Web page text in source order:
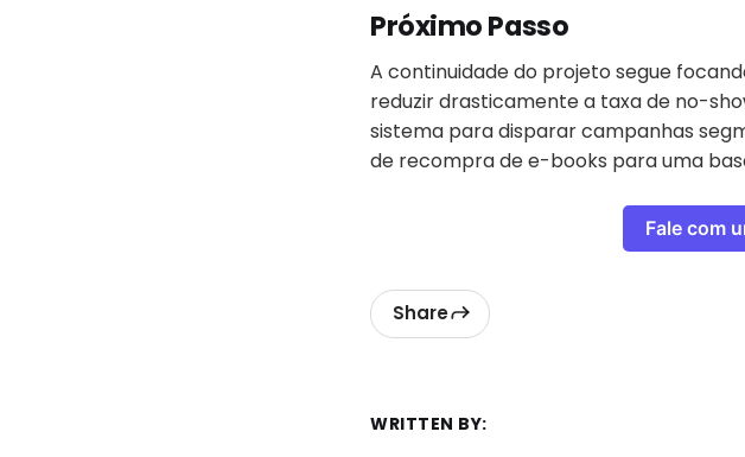
Próximo Passo
A continuidade do projeto segue
reduzir drasticamente a taxa de no-
sistema para disparar campanhas
de recompra de e-books para uma
Fale com
Share
WRITTEN BY: